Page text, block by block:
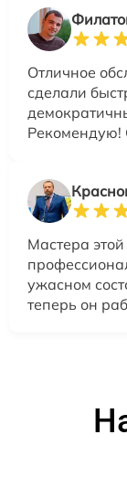
Отличное
сделали
Рекомендую!
Мастера
ужасном
теперь он